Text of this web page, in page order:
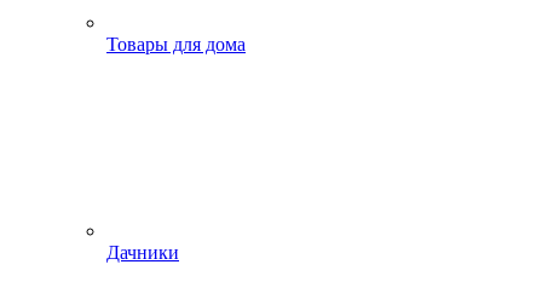
Товары для дома
Дачники